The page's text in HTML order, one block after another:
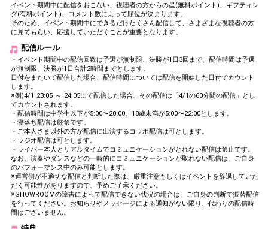
イベント期間中に配信をおこない、視聴者の方からの星(無料ポイント)、ギフティン
グ(有料ポイント)、コメント数によって順位が決まります。
そのため、イベント期間中にできるだけたくさん配信して、さまざまな視聴者の方
に見てもらい、応援していただくことが重要となります。
配信ルール
・イベント期間中の配信回数は予選が無制限、決勝が1日3回まで、配信時間は予選
が無制限、決勝が1日合計2時間までとします。
日付をまたいで配信した場合、配信時間については配信を開始した日付でカウント
します。
※例)4/1 23:05 ～ 24:05にて配信した場合、その配信は「4/1の60分間の配信」とし
てカウントされます。
・配信時間は中学生以下が5:00〜20:00、18歳未満が5:00〜22:00とします。
・寝落ち配信は厳禁です。
・ご本人さま以外の方が配信に出演するコラボ配信は可とします。
・ラジオ配信は可とします。
・ライバー本人とリアルタイムでコミュニケーションがとれない配信は禁止です。
なお、演奏やダンスなどの一時的にコミュニケーションが取れない配信は、ご自身
のパフォーマンス中のみ可能とします。
※運営側が不適切な配信と判断した際は、厳重注意もしくはイベントを辞退していた
だく可能性がありますので、予めご了承ください。
※SHOWROOMの障害によって配信できない状況の場合は、ご自身の判断で振替配信
を行ってください。お知らせやメッセージによる通知がない限り、代わりの配信時
間はございません。